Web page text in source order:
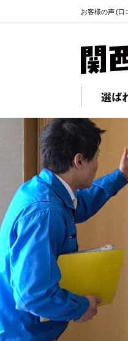
お客様の声 (口
選ば